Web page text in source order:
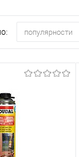
популярности